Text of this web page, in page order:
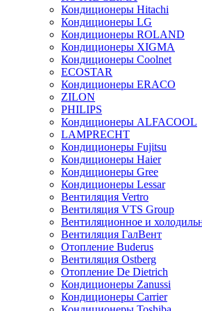
Кондиционеры Hitachi
Кондиционеры LG
Кондиционеры ROLAND
Кондиционеры XIGMA
Кондиционеры Coolnet
ECOSTAR
Кондиционеры ERACO
ZILON
PHILIPS
Кондиционеры ALFACOOL
LAMPRECHT
Кондиционеры Fujitsu
Кондиционеры Haier
Кондиционеры Gree
Кондиционеры Lessar
Вентиляция Vertro
Вентиляция VTS Group
Вентиляционное и
Вентиляция ГалВент
Отопление Buderus
Вентиляция Ostberg
Отопление De Dietrich
Кондиционеры Zanussi
Кондиционеры Carrier